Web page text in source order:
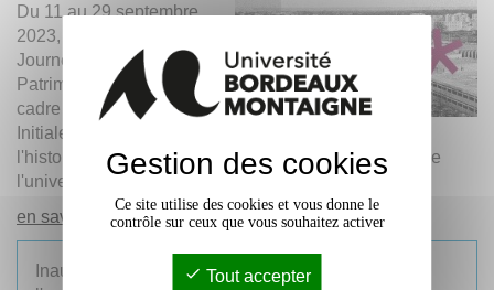
Du 11 au 29 septembre
2023, à l’occasion des
Journées Européennes du
Patrimoine et dans le
cadre du festival Les
Initiales, plongez dans
l'histoire du campus avec une exposition d'archives de
l'université !
en savoir plus +
Inauguration et présentation des archives de
Gestion des cookies
Ce site utilise des cookies et vous donne le
contrôle sur ceux que vous souhaitez activer
Tout accepter